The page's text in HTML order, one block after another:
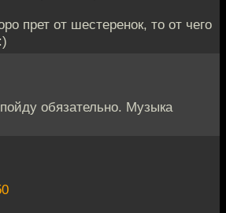
прет от шестеренок, то от чего
обязательно. Музыка